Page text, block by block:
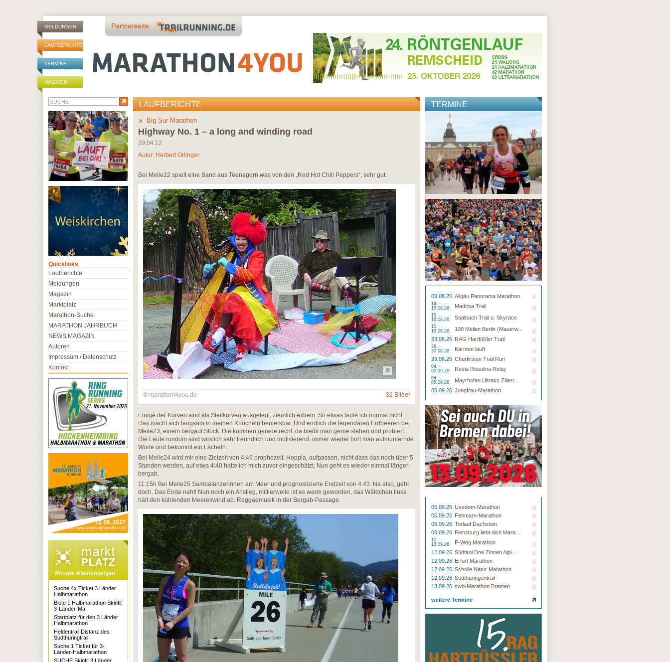
MELDUNGEN
LAUFBERICHTE
TERMINE
MAGAZIN
LAUFBERICHTE
Big Sur Marathon
Highway No. 1 – a long and winding road
29.04.12
Autor: Herbert Orlinger
Bei Meile22 spielt eine Band aus Teenagern was von den „Red Hot Chili Peppers“, sehr gut.
© marathon4you.de 32 Bilder
Einige der Kurven sind als Steilkurven ausgelegt, ziemlich extrem. So etwas laufe ich normal nicht.
Das macht sich langsam in meinen Knöcheln bemerkbar. Und endlich die legendären Erdbeeren bei
Meile23, einem bergauf Stück. Die kommen gerade recht, da bleibt man gerne stehen und probiert.
Die Leute rundum sind wirklich sehr freundlich und motivierend, immer wieder hört man aufmunternde
Worte und bekommt ein Lächeln.
Bei Meile24 wird mir eine Zielzeit von 4:49 prophezeit. Hoppla, aufpassen, nicht dass das noch über 5
Stunden werden, auf etwa 4:40 hatte ich mich zuvor eingeschätzt. Nun geht es wieder einmal länger
bergab.
11:15h Bei Meile25 Sambatänzerinnen am Meer und prognostizierte Endzeit von 4:43. Na also, geht
doch. Das Ende naht! Nun noch ein Anstieg, mittlerweile ist es warm geworden, das Wäldchen links
hält den kühlenden Meereswind ab. Reggaemusik in der Bergab-Passage.
TERMINE
09.08.26 Allgäu Panorama Marathon
14. -
15.08.26
Madrisa Trail
15. -
16.08.26
Saalbach Trail u. Skyrace
15. -
16.08.26
100 Meilen Berlin (Mauerw...
23.08.26 RAG Hartfüßler Trail
28. -
30.08.26
Kärnten läuft
29.08.26 Churfirsten Trail Run
04. -
05.09.26
Resia Rosolina Relay
04. -
05.09.26
Mayrhofen Ultraks Zillert...
05.09.26 Jungfrau-Marathon
05.09.26 Usedom-Marathon
05.09.26 Fehmarn-Marathon
05.09.26 Torlauf Dachstein
06.09.26 Flensburg liebt dich Mara...
10. -
12.09.26
P-Weg Marathon
12.09.26 Südtirol Drei Zinnen Alpi...
12.09.26 Erfurt Marathon
12.09.26 Scholle Natur Marathon
12.09.26 Südthüringentrail
13.09.26 swb-Marathon Bremen
weitere Termine
Quicklinks
Laufberichte
Meldungen
Magazin
Marktplatz
Marathon-Suche
MARATHON JAHRBUCH
NEWS MAGAZIN
Autoren
Impressum / Datenschutz
Kontakt
Suche 4x Ticket 3 Länder
Halbmarathon
Biete 1 Halbmarathon Skinfit
3-Länder-Ma
Startplatz für den 3 Länder
Halbmarathon
Heldentrail Distanz des
Südthüringtrail
Suche 1 Ticket für 3-
Länder-Halbmarathon
SUCHE Skinfit 3 Länder